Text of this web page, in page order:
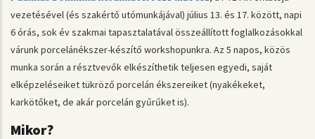
vezetésével (és szakértő utómunkájával) július 13. és 17. között, napi
6 órás, sok év szakmai tapasztalatával összeállított foglalkozásokkal
várunk porcelánékszer-készítő workshopunkra. Az 5 napos, közös
munka során a résztvevők elkészíthetik teljesen egyedi, saját
elképzeléseiket tükröző porcelán ékszereiket (nyakékeket,
karkötőket, de akár porcelán gyűrűket is).
Mikor?